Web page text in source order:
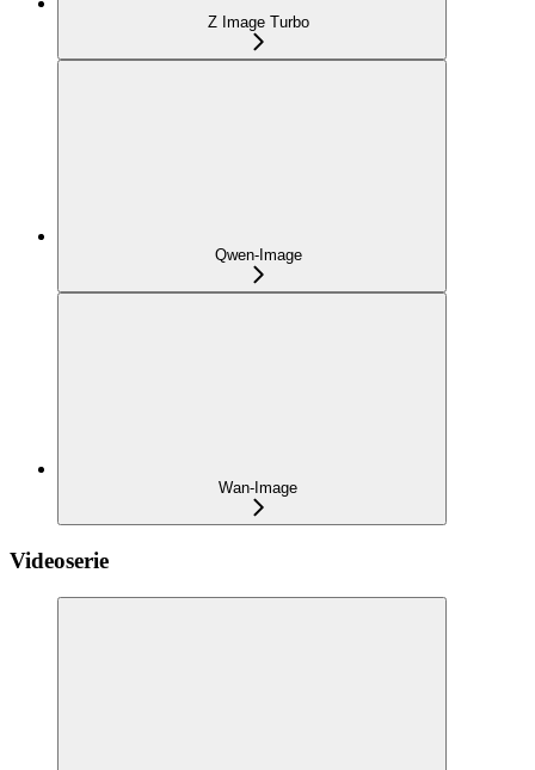
Z Image Turbo
Qwen-Image
Wan-Image
Videoserie